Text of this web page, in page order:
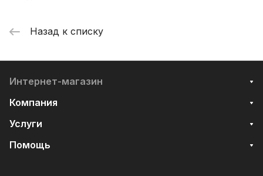
Назад к списку
Интернет-магазин
Компания
Услуги
Помощь